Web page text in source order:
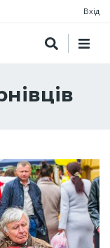
Вхід